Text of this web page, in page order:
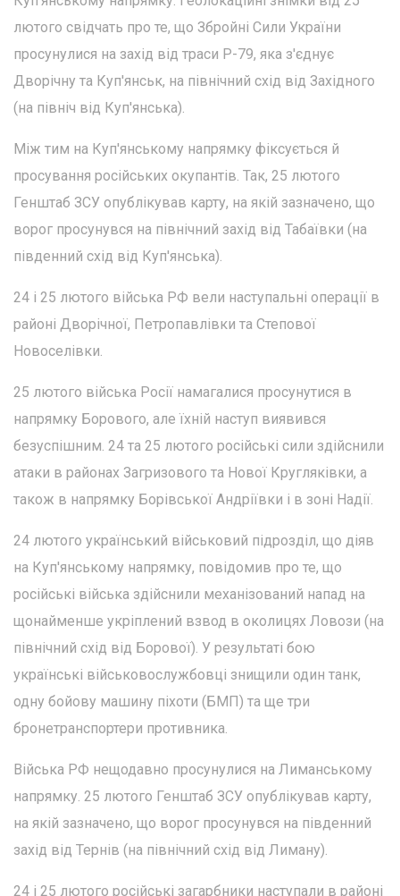
лютого свідчать про те, що Збройні Сили України
просунулися на захід від траси Р-79, яка з'єднує
Дворічну та Куп'янськ, на північний схід від Західного
(на північ від Куп'янська).
Між тим на Куп'янському напрямку фіксується й
просування російських окупантів. Так, 25 лютого
Генштаб ЗСУ опублікував карту, на якій зазначено, що
ворог просунувся на північний захід від Табаївки (на
південний схід від Куп'янська).
24 і 25 лютого війська РФ вели наступальні операції в
районі Дворічної, Петропавлівки та Степової
Новоселівки.
25 лютого війська Росії намагалися просунутися в
напрямку Борового, але їхній наступ виявився
безуспішним. 24 та 25 лютого російські сили здійснили
атаки в районах Загризового та Нової Кругляківки, а
також в напрямку Борівської Андріївки і в зоні Надії.
24 лютого український військовий підрозділ, що діяв
на Куп'янському напрямку, повідомив про те, що
російські війська здійснили механізований напад на
щонайменше укріплений взвод в околицях Ловози (на
північний схід від Борової). У результаті бою
українські військовослужбовці знищили один танк,
одну бойову машину піхоти (БМП) та ще три
бронетранспортери противника.
Війська РФ нещодавно просунулися на Лиманському
напрямку. 25 лютого Генштаб ЗСУ опублікував карту,
на якій зазначено, що ворог просунувся на південний
захід від Тернів (на північний схід від Лиману).
24 і 25 лютого російські загарбники наступали в районі